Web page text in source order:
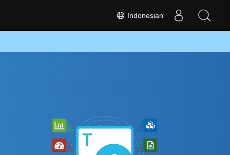
Indonesian